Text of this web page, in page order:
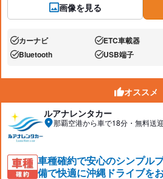
画像を見る
あり:カーナビ あり:ETC車載器
あり:Bluetooth あり:USB端子
オススメ
ルアナレンタカー
那覇空港から車で18分・無料送
車種確約で安心のシンプル
備で快適に沖縄ドライブを